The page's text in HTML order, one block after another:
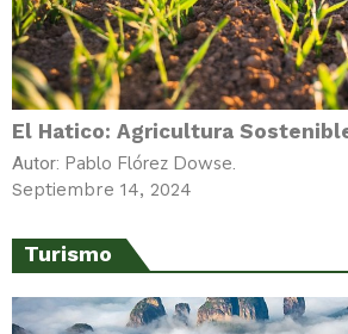
El Hatico: Agricultura
Autor: Pablo Flórez Dowse.
Septiembre 14, 2024
Turismo